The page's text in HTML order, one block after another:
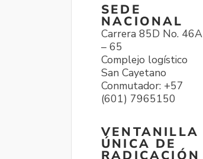
SEDE
NACIONAL
Carrera 85D No. 46A
– 65
Complejo logístico
San Cayetano
Conmutador: +57
(601) 7965150
VENTANILLA
ÚNICA DE
RADICACIÓN